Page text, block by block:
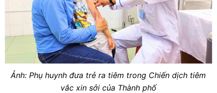
Ảnh: Phụ huynh đưa trẻ ra tiêm trong Chiến dịch tiêm
vắc xin sởi của Thành phố